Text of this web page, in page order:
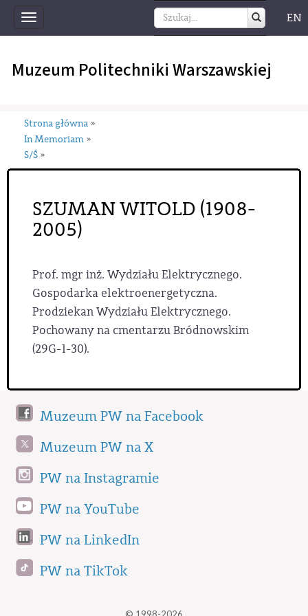
Toggle
navigation
EN
Muzeum Politechniki Warszawskiej
Strona główna »
In Memoriam »
S/Ś »
SZUMAN WITOLD (1908-
2005)
Prof. mgr inż. Wydziału Elektrycznego.
Gospodarka elektroenergetyczna.
Prodziekan Wydziału Elektrycznego.
Pochowany na cmentarzu Bródnowskim
(29G-1-30).
Muzeum PW na Facebook
Muzeum PW na X
PW na Instagramie
PW na YouTube
PW na LinkedIn
PW na TikTok